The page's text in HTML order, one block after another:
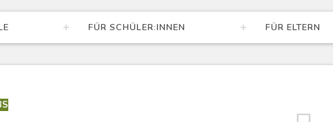
FÜR SCHÜLER:INNEN FÜR ELTERN